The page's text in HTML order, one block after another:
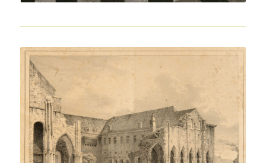
L’abbazia di Saint-Pierre a Flavigny dopo
la Rivoluzione francese.